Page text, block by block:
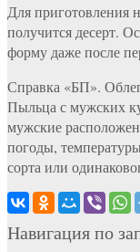
Для приготовления
получится десерт.
форму даже после
Справка «БП».
Пыльца с мужских
мужские
погоды,
сорта или
Навигация по